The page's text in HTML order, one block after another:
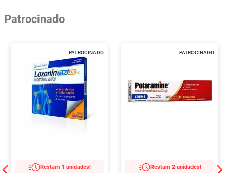
Patrocinado
PATROCINADO
Restam 1 unidades!
PATROCINADO
Restam 2 unidades!